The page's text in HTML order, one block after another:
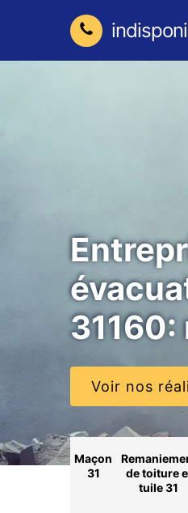
31160:
Voir nos
Maçon
31
de toiture
tuile 31